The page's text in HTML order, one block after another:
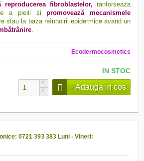
reproducerea fibroblastelor, ranforseaza
a pielii și
promovează mecanismele
stau la baza reînnoirii epidermice avand un
.
Ecodermocosmetics
IN STOC
Adauga in cos
0721 393 383 Luni - Vineri: